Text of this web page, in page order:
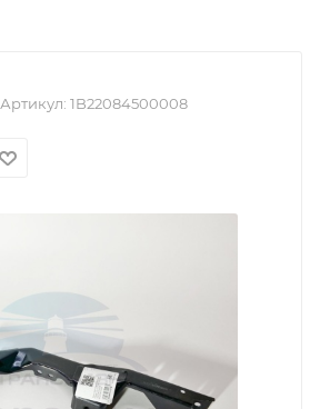
Артикул: 1B22084500008